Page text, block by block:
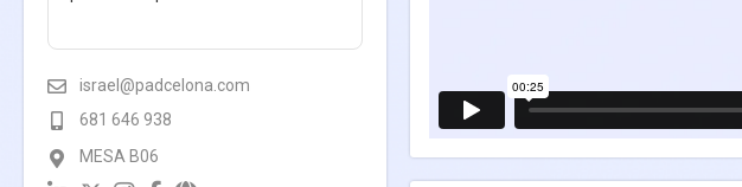
israel@padcelona.com
681 646 938
MESA B06